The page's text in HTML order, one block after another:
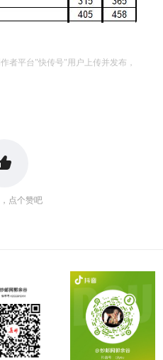
者平台"快传号"用户上传并发布，
点个赞吧